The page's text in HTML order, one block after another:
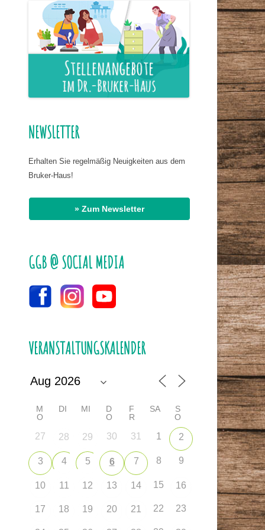
HASSAN EL
DR. BIRMANNS
NAHRUNG
NEWSLETTER
Erhalten Sie regelmäßig Neuigkeiten aus dem
Bruker-Haus!
» Zum Newsletter
GGB @ SOCIAL MEDIA
VERANSTALTUNGSKALENDER
M
O
DI MI
D
O
F
R
SA
S
O
27 28 29 30 31 1 2
3 4 5 6 7 8 9
10 11 12 13 14 15 16
17 18 19 20 21 22 23